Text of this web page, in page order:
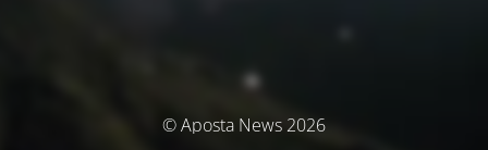
© Aposta News 2026